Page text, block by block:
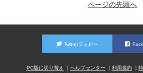
ページの先頭へ
Twitterフォロー
PC版に切り替え ヘルプセンター 利用規約